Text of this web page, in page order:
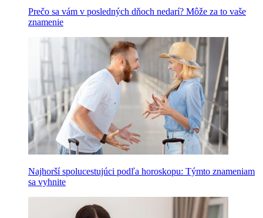
Prečo sa vám v posledných dňoch nedarí? Môže za to vaše
znamenie
Najhorší spolucestujúci podľa horoskopu: Týmto znameniam
sa vyhnite